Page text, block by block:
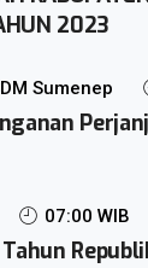
2023
Sumenep
07:00 WIB